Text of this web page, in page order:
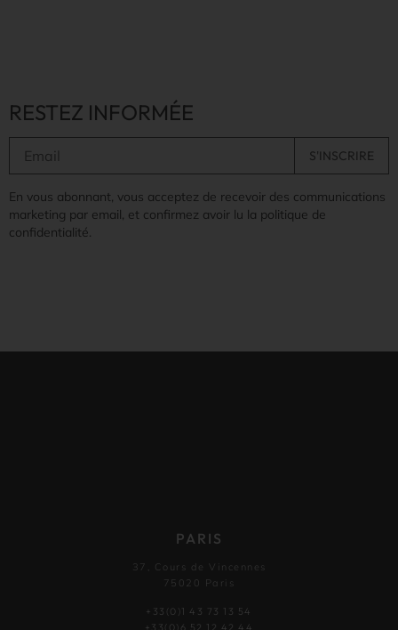
RESTEZ INFORMÉE
En vous abonnant, vous acceptez de recevoir des communications
marketing par email, et confirmez avoir lu la politique de
confidentialité.
PARIS
37, Cours de Vincennes
75020 Paris
+33(0)1 43 73 13 54
+33(0)6 52 12 42 44